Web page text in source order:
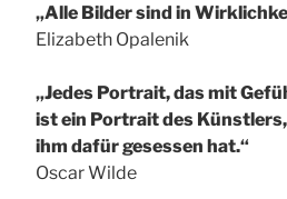
„Alle Bilder sind in
Elizabeth Opalenik
„Jedes Portrait, das mit
ist ein Portrait des
ihm dafür gesessen hat.“
Oscar Wilde